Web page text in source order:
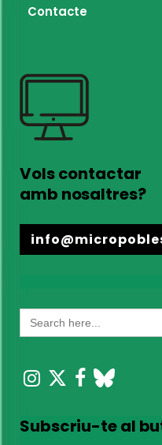
Contacte
Vols contactar
amb nosaltres?
Search
for:
Subscriu-te al